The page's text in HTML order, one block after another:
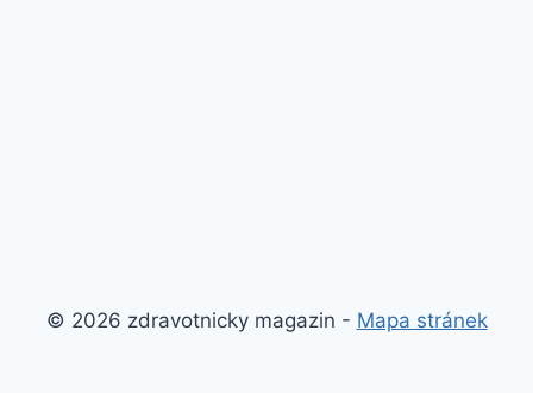
© 2026 zdravotnicky magazin - Mapa stránek